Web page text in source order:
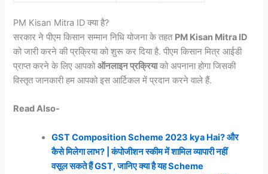
PM Kisan Mitra ID क्या है?
सरकार ने पीएम किसान सम्मान निधि योजना के तहत PM Kisan Mitra ID
को जारी करने की प्रक्रिया को शुरू कर दिया है. पीएम किसान मित्र आईडी
प्राप्त करने के लिए आपकोऑनलाइन प्रक्रियाको अपनाना होगा जिसकी
विस्तृत जानकारी हम आपको इस आर्टिकल में प्रदान करने वाले हैं.
Read Also-
GST Composition Scheme 2023 kya Hai? और
कैसे मिलेगा लाभ? | कंपोजीशन स्कीम में शामिल व्यापारी नहीं
वसूल सकते हैं GST, जानिए क्या है यह Scheme